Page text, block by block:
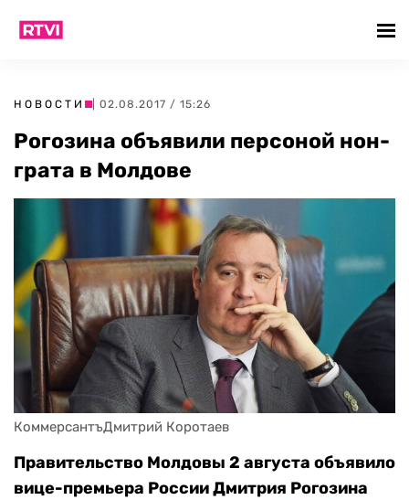
НОВОСТИ | 02.08.2017 / 15:26
Рогозина объявили персоной нон-
грата в Молдове
КоммерсантъДмитрий Коротаев
Правительство Молдовы 2 августа объявило
вице-премьера России Дмитрия Рогозина